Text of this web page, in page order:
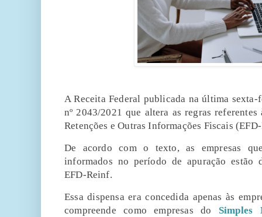
A Receita Federal publicada na última
nº 2043/2021 que altera as regras
Retenções e Outras Informações Fiscais
De acordo com o texto, as empresas
informados no período de apuração estão
EFD-Reinf.
Essa dispensa era concedida apenas às
compreende como empresas do Simples